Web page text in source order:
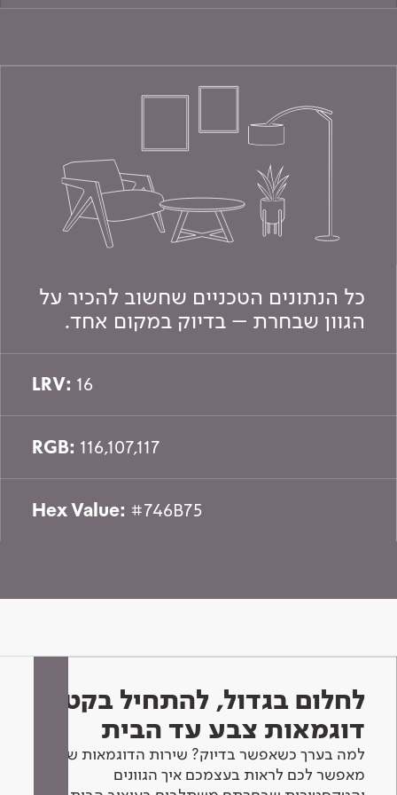
כל הנתונים הטכניים שחשוב להכיר על
הגוון שבחרת – בדיוק במקום אחד.
LRV: 16
RGB: 116,107,117
Hex Value: #746B75
לחלום בגדול, להתחיל בקטן -
דוגמאות צבע עד הבית
למה בערך כשאפשר בדיוק? שירות הדוגמאות שלנו
מאפשר לכם לראות בעצמכם איך הגוונים